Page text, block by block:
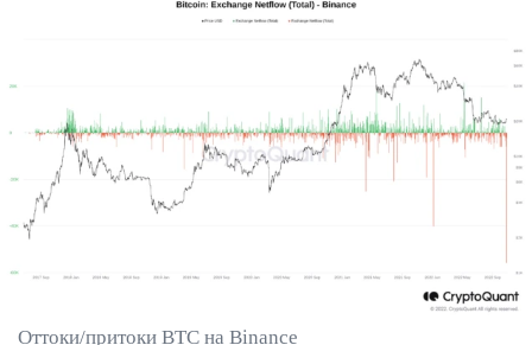
Оттоки/притоки BTC на Binance